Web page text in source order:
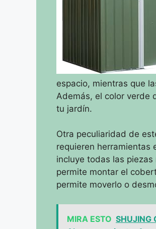
espacio, mientras que
Además, el color verde
tu jardín.
Otra peculiaridad de
requieren herramientas
incluye todas las
permite montar el
permite moverlo o
MIRA ESTO SHUJING